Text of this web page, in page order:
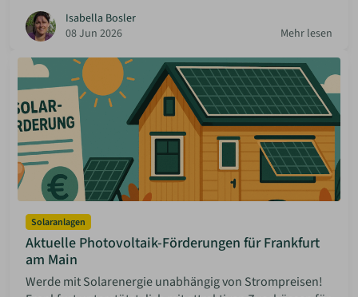
Isabella Bosler
08 Jun 2026
Mehr lesen
Solaranlagen
Aktuelle Photovoltaik-Förderungen für Frankfurt
am Main
Werde mit Solarenergie unabhängig von Strompreisen!